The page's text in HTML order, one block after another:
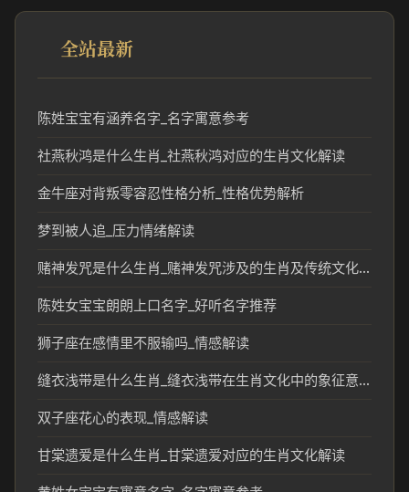
全站最新
陈姓宝宝有涵养名字_名字寓意参考
社燕秋鸿是什么生肖_社燕秋鸿对应的生肖文化解读
金牛座对背叛零容忍性格分析_性格优势解析
梦到被人追_压力情绪解读
赌神发咒是什么生肖_赌神发咒涉及的生肖及传统文化解读
陈姓女宝宝朗朗上口名字_好听名字推荐
狮子座在感情里不服输吗_情感解读
缝衣浅带是什么生肖_缝衣浅带在生肖文化中的象征意义
双子座花心的表现_情感解读
甘棠遗爱是什么生肖_甘棠遗爱对应的生肖文化解读